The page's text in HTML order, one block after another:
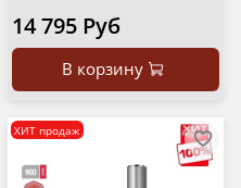
14 795 Руб
В корзину
ХИТ продаж